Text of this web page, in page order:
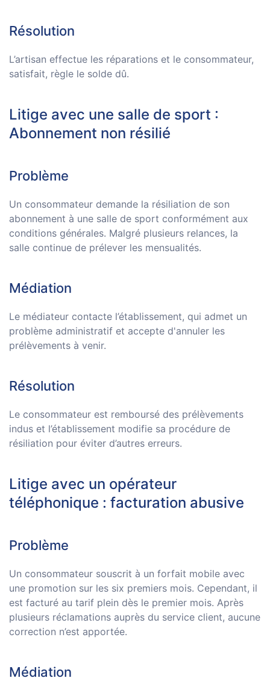
Résolution
L’artisan effectue les réparations et le consommateur,
satisfait, règle le solde dû.
Litige avec une salle de sport :
Abonnement non résilié
Problème
Un consommateur demande la résiliation de son
abonnement à une salle de sport conformément aux
conditions générales. Malgré plusieurs relances, la
salle continue de prélever les mensualités.
Médiation
Le médiateur contacte l’établissement, qui admet un
problème administratif et accepte d'annuler les
prélèvements à venir.
Résolution
Le consommateur est remboursé des prélèvements
indus et l’établissement modifie sa procédure de
résiliation pour éviter d’autres erreurs.
Litige avec un opérateur
téléphonique : facturation abusive
Problème
Un consommateur souscrit à un forfait mobile avec
une promotion sur les six premiers mois. Cependant, il
est facturé au tarif plein dès le premier mois. Après
plusieurs réclamations auprès du service client, aucune
correction n’est apportée.
Médiation